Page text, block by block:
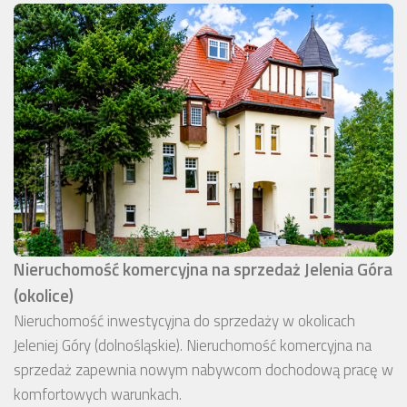
Nieruchomość komercyjna na sprzedaż Jelenia Góra
(okolice)
Nieruchomość inwestycyjna do sprzedaży w okolicach
Jeleniej Góry (dolnośląskie). Nieruchomość komercyjna na
sprzedaż zapewnia nowym nabywcom dochodową pracę w
komfortowych warunkach.